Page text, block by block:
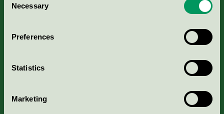
Selection
Necessary
Preferences
Statistics
Marketing
Portal för massa, papper & tryckerier